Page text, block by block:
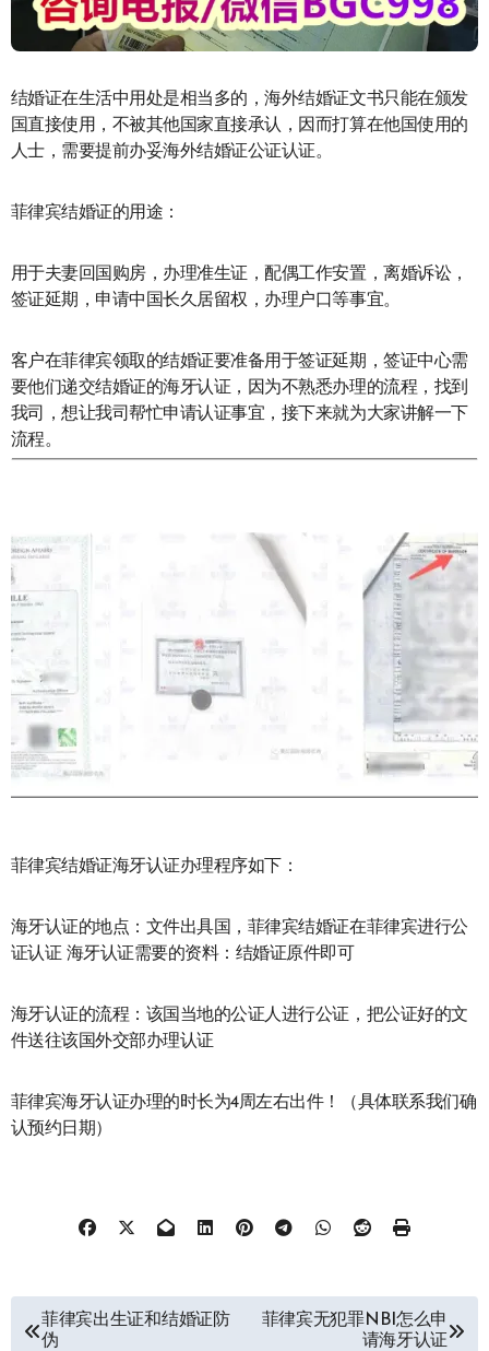
结婚证在生活中用处是相当多的，海外结婚证文书只能在颁发
国直接使用，不被其他国家直接承认，因而打算在他国使用的
人士，需要提前办妥海外结婚证公证认证。
菲律宾结婚证的用途：
用于夫妻回国购房，办理准生证，配偶工作安置，离婚诉讼，
签证延期，申请中国长久居留权，办理户口等事宜。
客户在菲律宾领取的结婚证要准备用于签证延期，签证中心需
要他们递交结婚证的海牙认证，因为不熟悉办理的流程，找到
我司，想让我司帮忙申请认证事宜，接下来就为大家讲解一下
流程。
菲律宾结婚证海牙认证办理程序如下：
海牙认证的地点：文件出具国，菲律宾结婚证在菲律宾进行公
证认证 海牙认证需要的资料：结婚证原件即可
海牙认证的流程：该国当地的公证人进行公证，把公证好的文
件送往该国外交部办理认证
菲律宾海牙认证办理的时长为4周左右出件！（具体联系我们确
认预约日期）
菲律宾出生证和结婚证防
伪
菲律宾无犯罪NBI怎么申
请海牙认证